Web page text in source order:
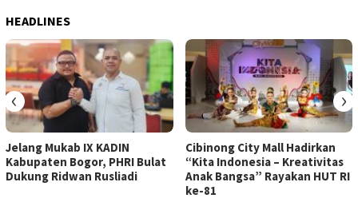
HEADLINES
Jelang Mukab IX KADIN
Kabupaten Bogor, PHRI Bulat
Dukung Ridwan Rusliadi
Cibinong City Mall Hadirkan
“Kita Indonesia – Kreativitas
Anak Bangsa” Rayakan HUT RI
ke-81
‹ ›